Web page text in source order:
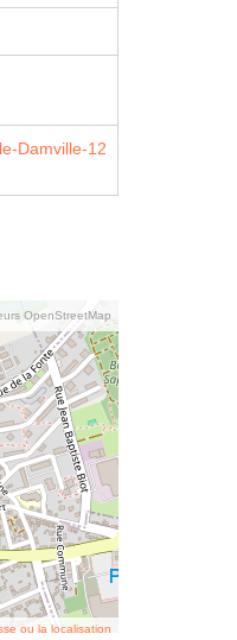
Damville-12
OpenStreetMap
ou la localisation